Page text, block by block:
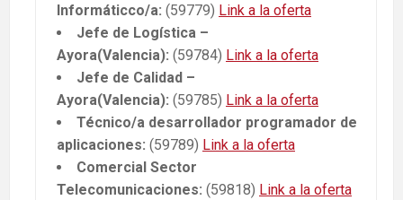
Informáticco/a: (59779) Link a la oferta
Jefe de Logística –
Ayora(Valencia): (59784) Link a la oferta
Jefe de Calidad –
Ayora(Valencia): (59785) Link a la oferta
Técnico/a desarrollador programador de
aplicaciones: (59789) Link a la oferta
Comercial Sector
Telecomunicaciones: (59818) Link a la oferta